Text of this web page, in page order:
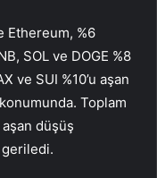
Ethereum, %6
, SOL ve DOGE %8
ve SUI %10’u aşan
Toplam
düşüş